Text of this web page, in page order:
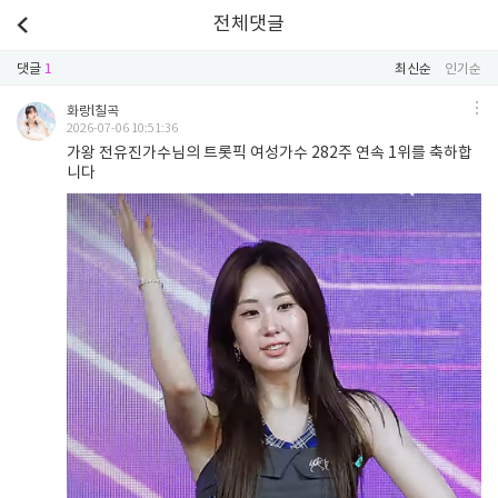
전체댓글
댓글 1 최신순 인기순
화랑l칠곡
2026-07-06 10:51:36
가왕 전유진가수님의 트롯픽 여성가수 282주 연속 1위를 축하합
니다